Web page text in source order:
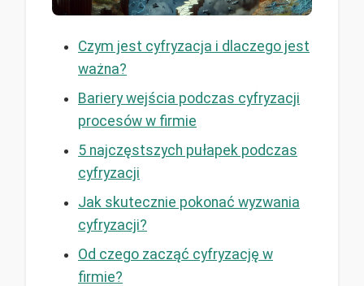
Czym jest cyfryzacja i dlaczego jest
ważna?
Bariery wejścia podczas cyfryzacji
procesów w firmie
5 najczęstszych pułapek podczas
cyfryzacji
Jak skutecznie pokonać wyzwania
cyfryzacji?
Od czego zacząć cyfryzację w
firmie?